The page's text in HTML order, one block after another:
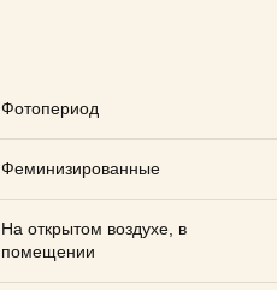
Фотопериод
Феминизированные
На открытом воздухе, в
помещении